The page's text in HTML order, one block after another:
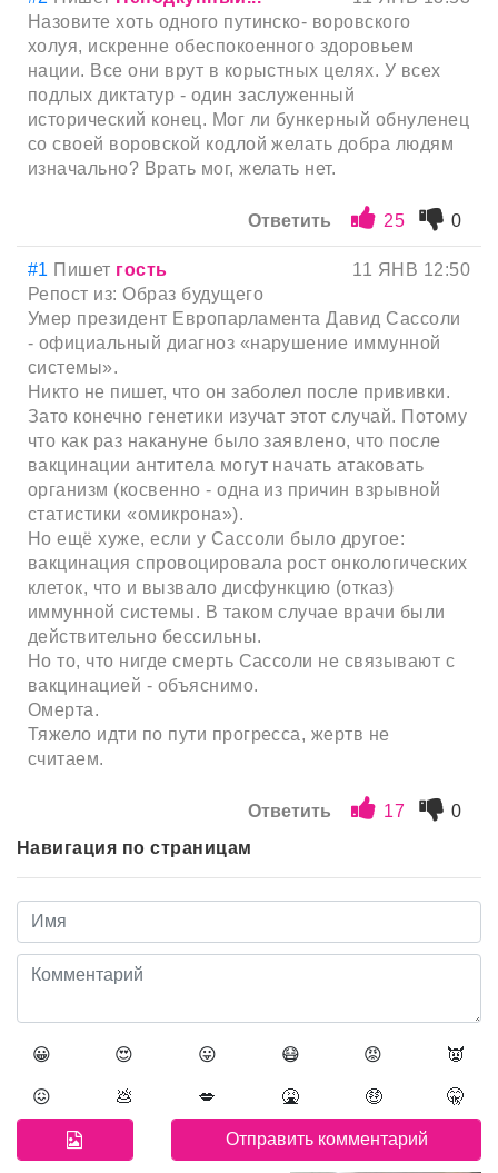
Назовите хоть одного путинско- воровского
холуя, искренне обеспокоенного здоровьем
нации. Все они врут в корыстных целях. У всех
подлых диктатур - один заслуженный
исторический конец. Мог ли бункерный обнуленец
со своей воровской кодлой желать добра людям
изначально? Врать мог, желать нет.
Ответить 25 0
#1 Пишет гость
11 ЯНВ 12:50
Репост из: Образ будущего
Умер президент Европарламента Давид Сассоли
- официальный диагноз «нарушение иммунной
системы».
Никто не пишет, что он заболел после прививки.
Зато конечно генетики изучат этот случай. Потому
что как раз накануне было заявлено, что после
вакцинации антитела могут начать атаковать
организм (косвенно - одна из причин взрывной
статистики «омикрона»).
Но ещё хуже, если у Сассоли было другое:
вакцинация спровоцировала рост онкологических
клеток, что и вызвало дисфункцию (отказ)
иммунной системы. В таком случае врачи были
действительно бессильны.
Но то, что нигде смерть Сассоли не связывают с
вакцинацией - объяснимо.
Омерта.
Тяжело идти по пути прогресса, жертв не
считаем.
Ответить 17
0
Навигация по страницам
😀 😍 😛 😷 😡 👿
😖 💩 💋 🤮 🤑 🤫